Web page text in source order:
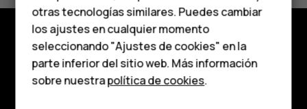
personas mayores
HMD Terra M
Comprar
Comprar
Acerca de
otras tecnologías similares. Puedes cambiar
los ajustes en cualquier momento
seleccionando "Ajustes de cookies" en la
parte inferior del sitio web. Más información
sobre nuestrapolítica de cookies.